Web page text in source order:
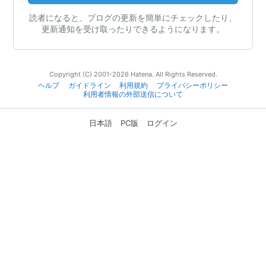
読者になると、ブログの更新を簡単にチェックしたり、
更新通知を受け取ったりできるようになります。
Copyright (C) 2001-2026 Hatena. All Rights Reserved.
ヘルプ
ガイドライン 利用規約
プライバシーポリシー
利用者情報の外部送信について
日本語 PC版 ログイン